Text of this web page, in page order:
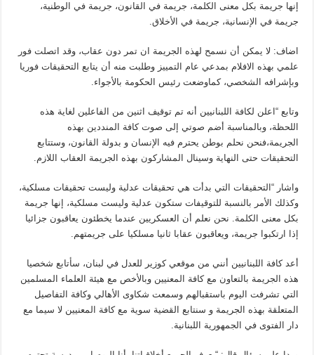
إنها جريمة بكل معنى الكلمة، جريمة في القانون، جريمة في الوطنية،
جريمة في الإنسانية، جريمة في الأخلاق.
اضاف: لا يمكن أن نسمح لهذه الجريمة ان تمر دون عقاب، وقد اتصلت فور
علمي بهذه الافلام بمدعي عام التمييز وطلبت منه أن يتابع التحقيقات فوريا
وبإشرافه الشخصي، كماوضعت رئيس الحكومة بالأجواء.
وتابع “اعلن لكافة اللبنانيين أنه تم توقيف اثنين من الفاعلين لغاية هذه
اللحظة، وبالمناسبة أضم صوتي إلى صوت كافة المنددين بهذه
الجريمة،فنحن نحلم بوطن يحترم فيه الإنسان و بدولة القانون، وستتابع
التحقيقات حتى النهاية وسينال المشاركون بهذه الجريمة العقاب اللازم.
واشار “التحقيقات التي بدأت هي تحقيقات عدلية وليست تحقيقات مسلكية،
وكذلك الأمر بالنسبة للتوقيفات ستكون عدلية وليست مسلكية، إنها جريمة
بكل معنى الكلمة. نحن نعلم أن العسكريين عندما يخطئون يعاقبون جزائيا
إذا ارتكبوا جريمة، ويعاقبون عقابا ثانيا مسلكيا على جريمتهم.
أعد كافة اللبنانيين أنني من موقعي كوزير للعدل في لبنان، سأتابع شخصيا
هذه الجريمة بالتعاون مع كافة المعنيين وبالأخص مع هيئة العلماء المسلمين
التي تشرفت اليوم باستقبالهم وسمعت شكاوى الأهالي وكافة التفاصيل
المتعلقة بهذه الجريمة و سنتابع القضية سوية مع كافة المعنيين لا سيما مع
دار الفتوى في الجمهورية اللبنانية.